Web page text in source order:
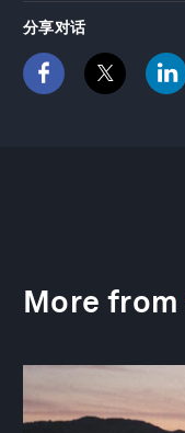
分享对话
More from